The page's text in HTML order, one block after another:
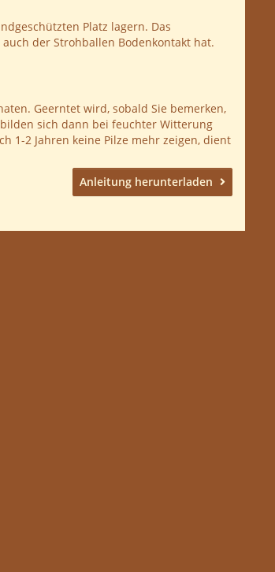
Platz lagern. Das
der Strohballen Bodenkontakt hat.
Geerntet wird, sobald Sie bemerken,
sich dann bei feuchter Witterung
1-2 Jahren keine Pilze mehr zeigen, dient
Anleitung herunterladen